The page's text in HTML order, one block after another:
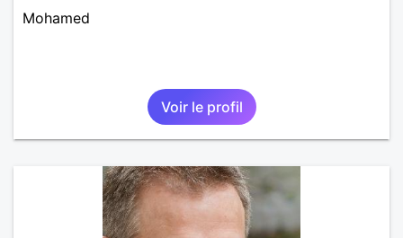
Mohamed
Voir le profil